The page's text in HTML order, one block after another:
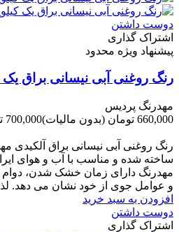
دوست داشتن
اشتراک گذاری
پیشنهاد ویژه محدود
رنگ روغنی آبی نیسانی براق
مهدرنگ پردیس
660,000 تومان
(بدون مالیات)700,000 تومان
رنگ روغنی آبی نیسانی براق آلکیدی
ساخته شده و مناسب با آب و هوای
مهدرنگ دارای زﻣﺎن ﺧﺸﮏ ﺷﺪن، دوام
و ﻋﻮاﻣﻞ ﺟﻮی از ﺧﻮد ﻧﺸﺎن ﻣﯽ دﻫﺪ.
افزودن به سبد خرید
دوست داشتن
اشتراک گذاری